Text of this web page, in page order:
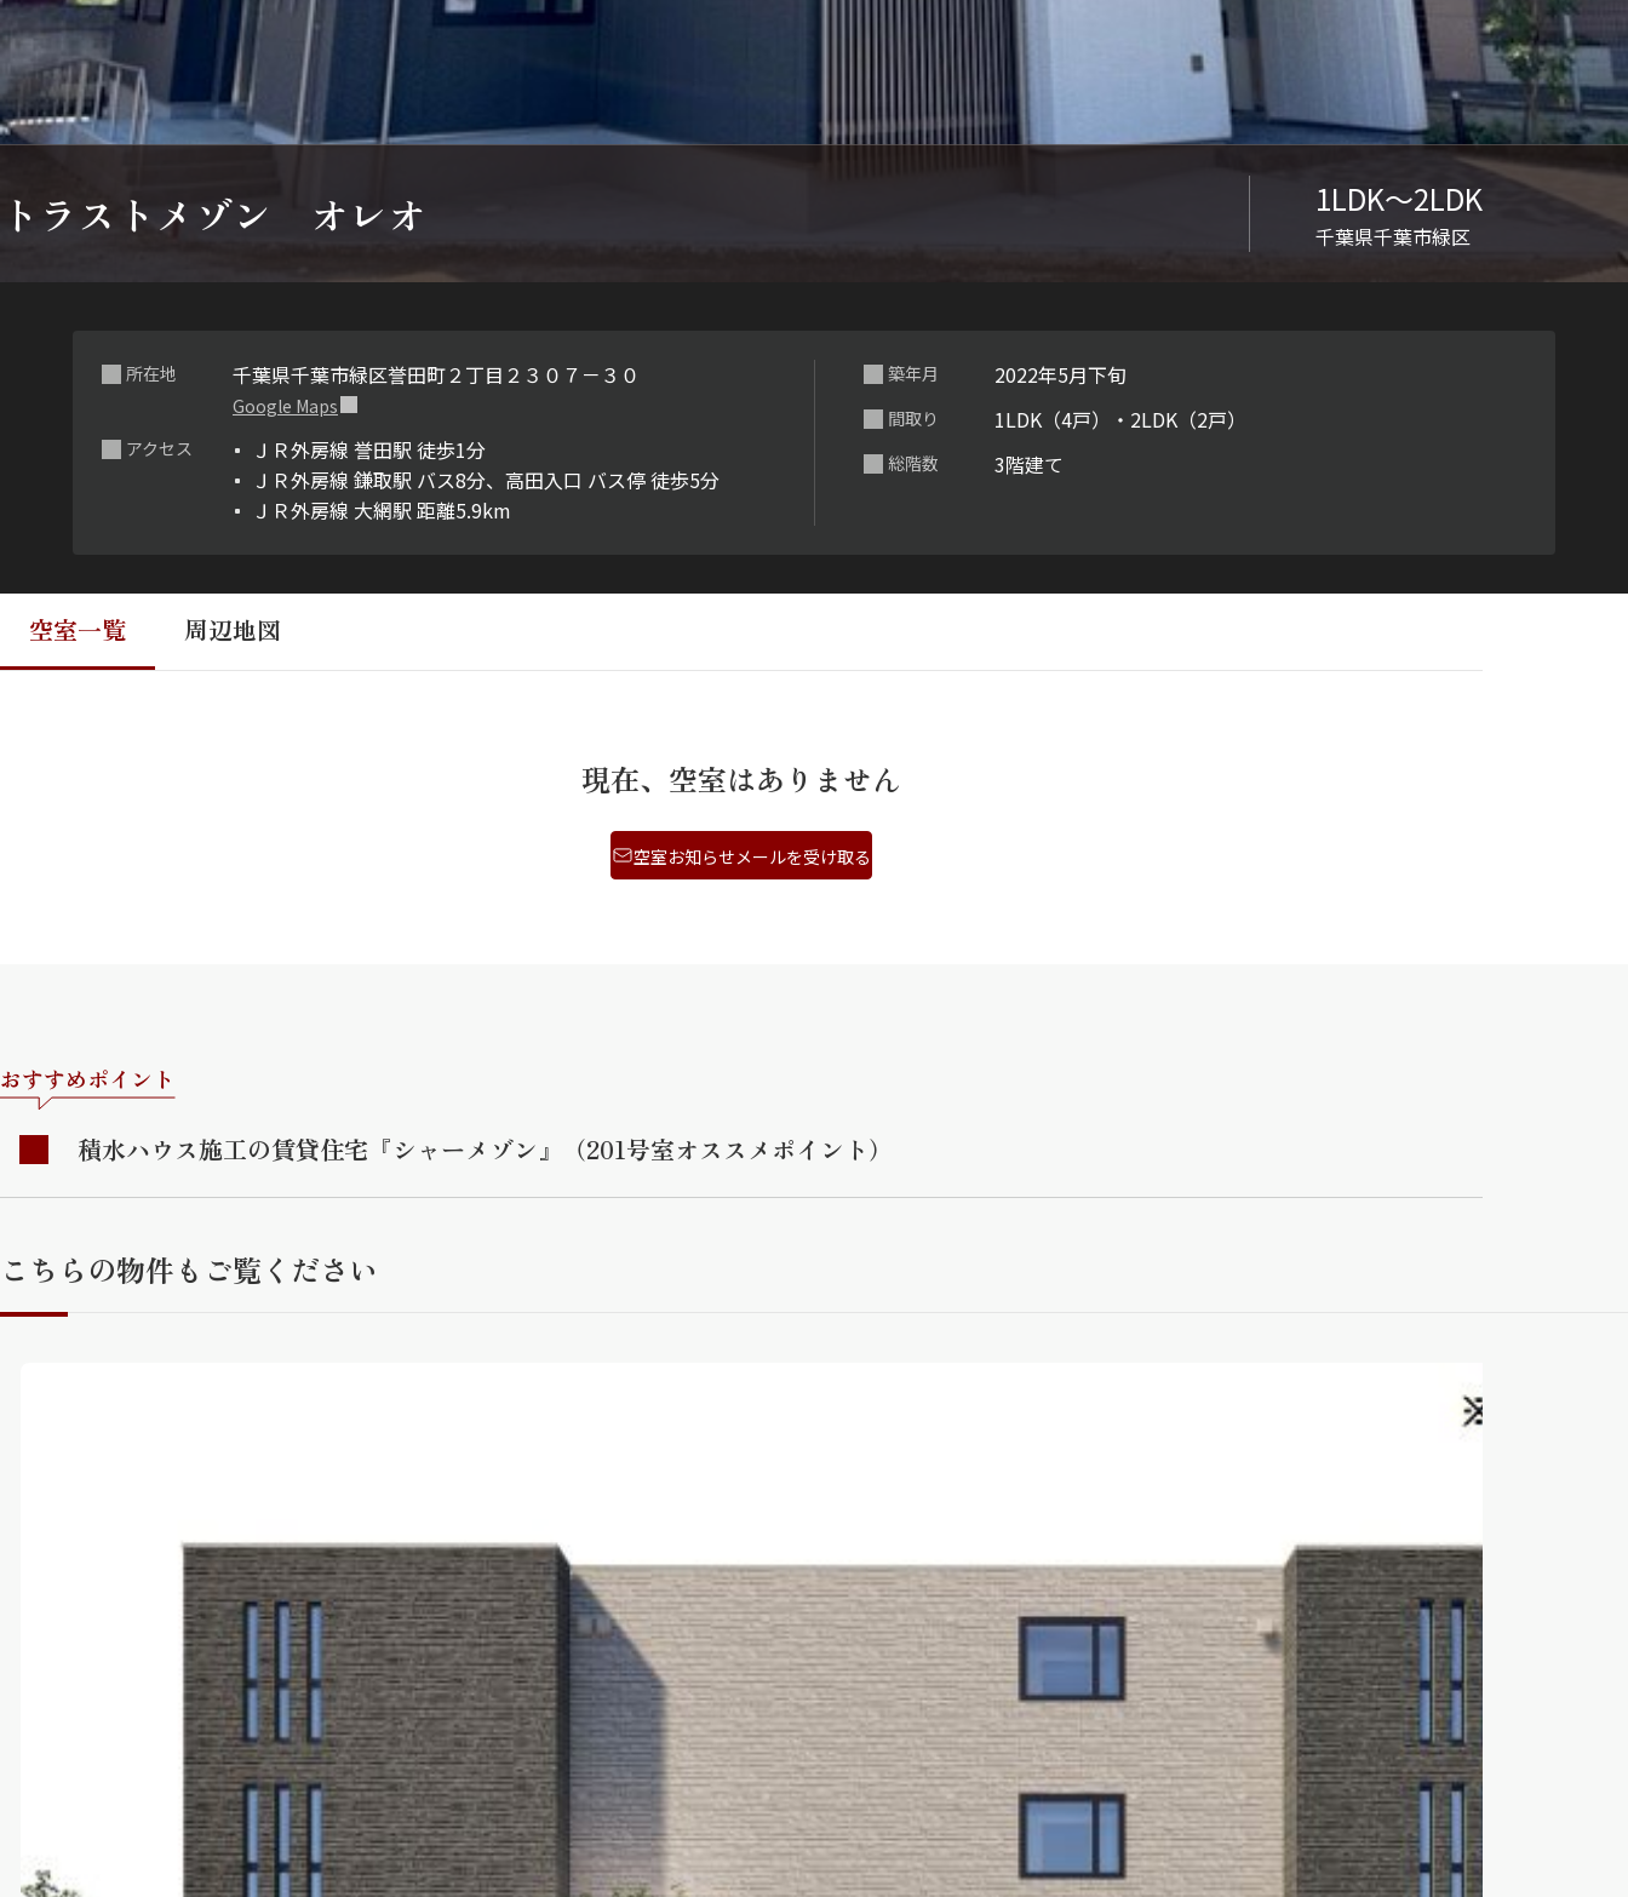
シャーメゾンライフ GUARD
トラストメゾン オレオ 1LDK〜2LDK
千葉県千葉市緑区
所在地 千葉県千葉市緑区誉田町２丁目２３０７－３０
Google Maps
アクセス
ＪＲ外房線 誉田駅 徒歩1分
ＪＲ外房線 鎌取駅 バス8分、高田入口 バス停 徒歩5分
ＪＲ外房線 大網駅 距離5.9km
築年月 2022年5月下旬
間取り 1LDK（4戸）・2LDK（2戸）
総階数 3階建て
空室一覧 周辺地図
現在、空室はありません
空室お知らせメールを受け取る
おすすめポイント
積水ハウス施工の賃貸住宅『シャーメゾン』（201号室オススメポイント）
こちらの物件もご覧ください